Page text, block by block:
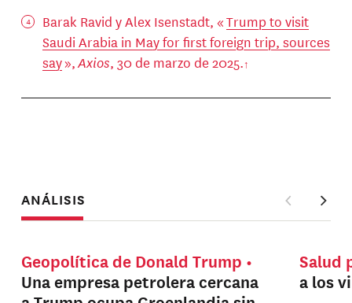
Barak Ravid y Alex Isenstadt, «Trump to visit
Saudi Arabia in May for first foreign trip, sources
say»,Axios, 30 de marzo de 2025.
ANÁLISIS
Geopolítica de Donald Trump
Una empresa petrolera cercana
Salud
a los